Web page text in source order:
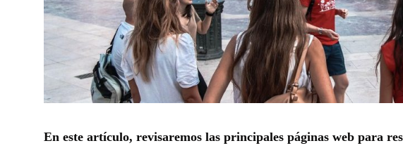
En este artículo, revisaremos las principales páginas web para